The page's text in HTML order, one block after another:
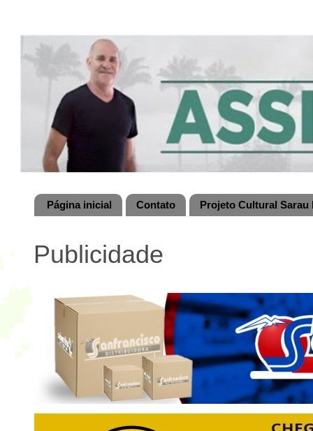
Página inicial Contato Projeto Cultural
Publicidade